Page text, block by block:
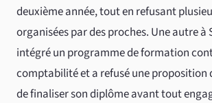
deuxième année, tout en refusant
organisées par des proches. Une autre à
intégré un programme de formation
comptabilité et a refusé une proposition
de finaliser son diplôme avant tout